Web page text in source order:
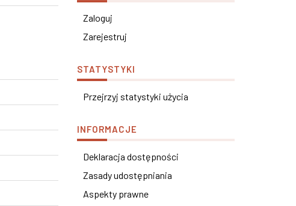
Zaloguj
Zarejestruj
STATYSTYKI
Przejrzyj statystyki użycia
INFORMACJE
Deklaracja dostępności
Zasady udostępniania
Aspekty prawne